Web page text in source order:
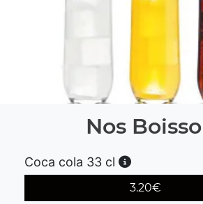
Nos
Coca cola 33 cl
3.20€